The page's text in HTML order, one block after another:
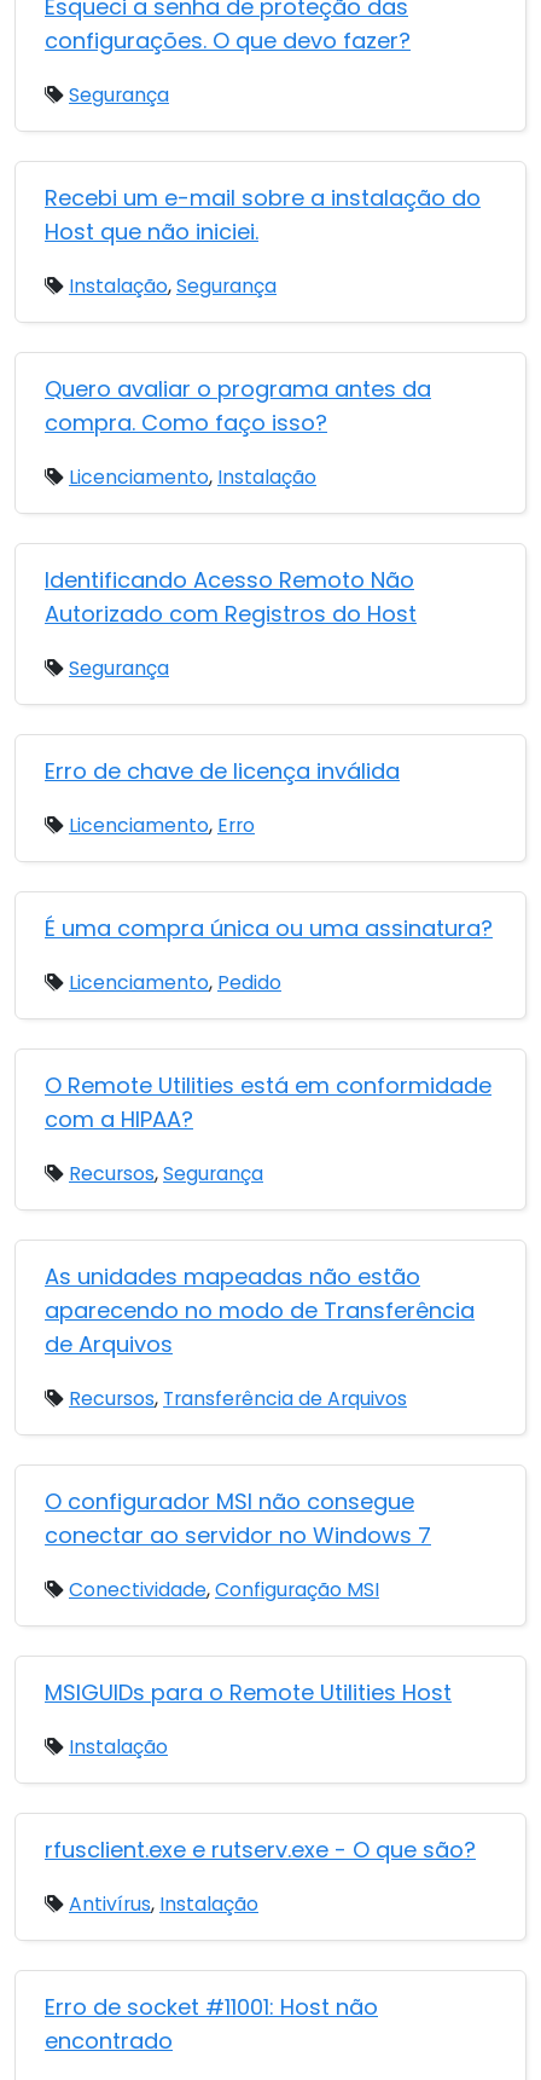
Esqueci a senha de proteção das
configurações. O que devo fazer?
Segurança
Recebi um e-mail sobre a instalação do
Host que não iniciei.
Instalação,Segurança
Quero avaliar o programa antes da
compra. Como faço isso?
Licenciamento, Instalação
Identificando Acesso Remoto Não
Autorizado com Registros do Host
Segurança
Erro de chave de licença inválida
Licenciamento, Erro
É uma compra única ou uma assinatura?
Licenciamento, Pedido
O Remote Utilities está em conformidade
com a HIPAA?
Recursos,Segurança
As unidades mapeadas não estão
aparecendo no modo de Transferência
de Arquivos
Recursos, Transferência de Arquivos
O configurador MSI não consegue
conectar ao servidor no Windows 7
Conectividade,Configuração MSI
MSIGUIDs para o Remote Utilities Host
Instalação
rfusclient.exe e rutserv.exe - O que são?
Antivírus, Instalação
Erro de socket #11001: Host não
encontrado